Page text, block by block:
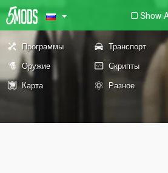
Show
Программы Транспорт
Оружие
Скрипты
Карта
Разное